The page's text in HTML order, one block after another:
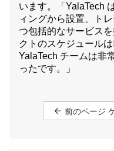
います。「YalaTech
ィングから設置、ト
つ包括的なサービス
クトのスケジュール
YalaTech チームは非
ったです。」
前のページ